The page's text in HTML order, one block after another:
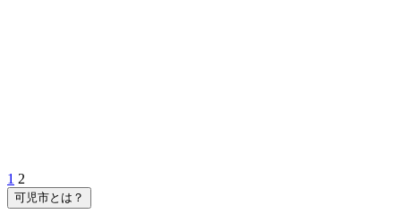
1 2
可児市とは？